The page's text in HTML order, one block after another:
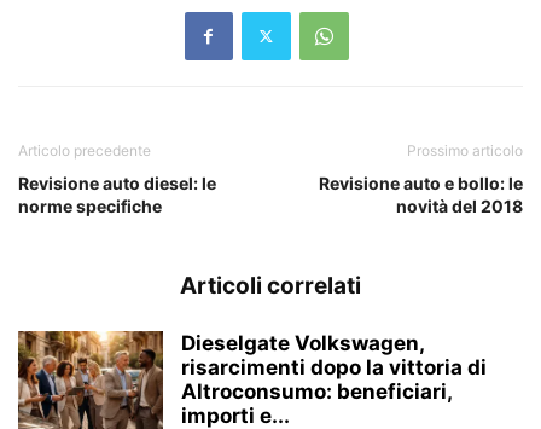
Articolo precedente
Revisione auto diesel: le
norme specifiche
Prossimo articolo
Revisione auto e bollo: le
novità del 2018
Articoli correlati
Dieselgate Volkswagen,
risarcimenti dopo la vittoria di
Altroconsumo: beneficiari,
importi e...